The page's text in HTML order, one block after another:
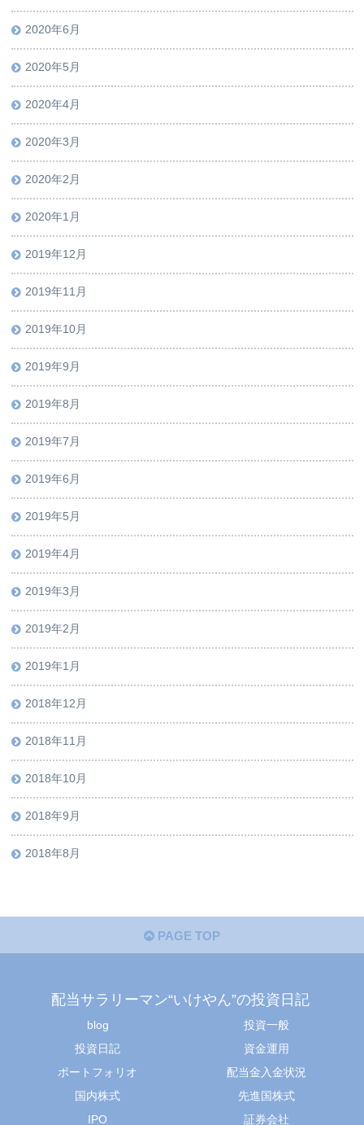
2020年6月
2020年5月
2020年4月
2020年3月
2020年2月
2020年1月
2019年12月
2019年11月
2019年10月
2019年9月
2019年8月
2019年7月
2019年6月
2019年5月
2019年4月
2019年3月
2019年2月
2019年1月
2018年12月
2018年11月
2018年10月
2018年9月
2018年8月
PAGE TOP
配当サラリーマン“いけやん”の投資日記 ​
blog
投資一般
投資日記
資金運用
ポートフォリオ
配当金入金状況
国内株式
先進国株式
IPO
証券会社